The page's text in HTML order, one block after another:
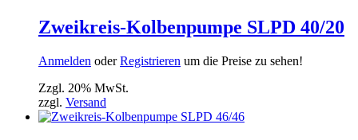
Zweikreis-Kolbenpumpe SLPD 40/20
Anmelden oderRegistrieren um die Preise zu sehen!
Zzgl. 20% MwSt.
zzgl. Versand